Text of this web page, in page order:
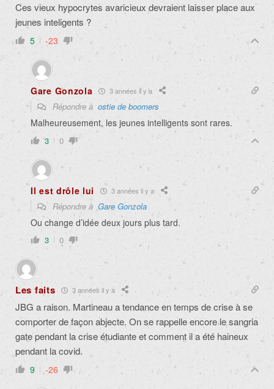
Ces vieux hypocrytes avaricieux devraient laisser place aux
jeunes inteligents ?
5 -23
Gare Gonzola 3 années il y a
Répondre à ostie de boomers
Malheureusement, les jeunes intelligents sont rares.
3 0
Il est drôle lui 3 années il y a
Répondre à Gare Gonzola
Ou change d’idée deux jours plus tard.
3 0
Les faits 3 années il y a
JBG a raison. Martineau a tendance en temps de crise à se
comporter de façon abjecte. On se rappelle encore le sangria
gate pendant la crise étudiante et comment il a été haineux
pendant la covid.
9 -26